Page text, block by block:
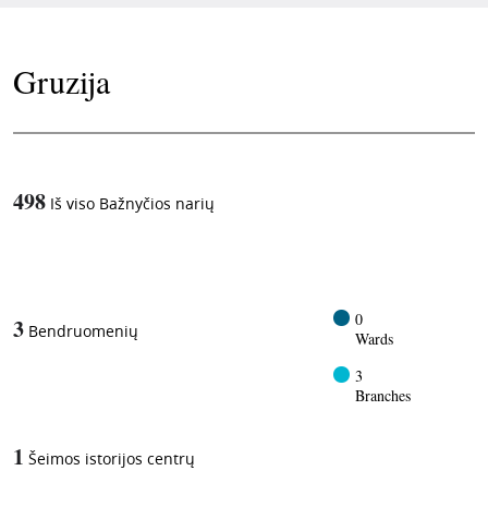
Gruzija
498 Iš viso Bažnyčios narių
3 Bendruomenių
0
Wards
3
Branches
1 Šeimos istorijos centrų